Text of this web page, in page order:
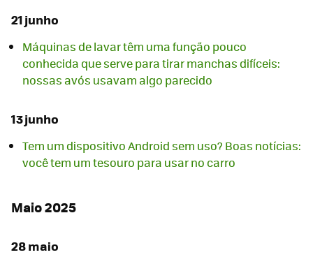
21 junho
Máquinas de lavar têm uma função pouco
conhecida que serve para tirar manchas difíceis:
nossas avós usavam algo parecido
13 junho
Tem um dispositivo Android sem uso? Boas notícias:
você tem um tesouro para usar no carro
Maio 2025
28 maio